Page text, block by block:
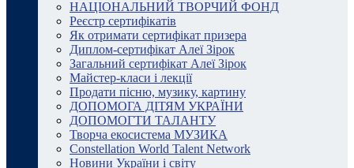
НАЦІОНАЛЬНИЙ ТВОРЧИЙ ФОНД
Реєстр сертифікатів
Як отримати сертифікат призера
Диплом-сертифікат Алеї Зірок
Загальний сертифікат Алеї Зірок
Майстер-класи і лекції
Продати пісню, музику, картину
ДОПОМОГА ДІТЯМ УКРАЇНИ
ДОПОМОГТИ ТАЛАНТУ
Творча екосистема МУЗИКА
Constellation World Talent Network
Новини України і світу